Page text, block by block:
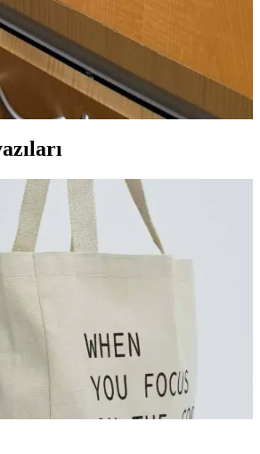
Çanta İncelemesi: Tasarım,
Deneyimleri
çanta, bebek pembesi başta olmak üzere
deri yapısı ve ömür boyu garantisiyle
ve kullanışlı bir tercih olarak öne çıkıyor.